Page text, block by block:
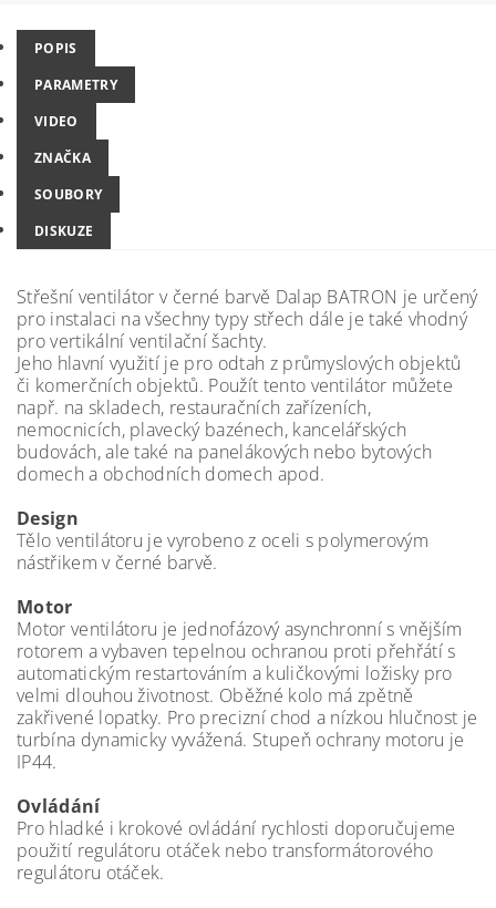
POPIS
PARAMETRY
VIDEO
ZNAČKA
SOUBORY
DISKUZE
Střešní ventilátor v černé barvě Dalap BATRON je určený
pro instalaci na všechny typy střech dále je také vhodný
pro vertikální ventilační šachty.
Jeho hlavní využití je pro odtah z průmyslových objektů
či komerčních objektů. Použít tento ventilátor můžete
např. na skladech, restauračních zařízeních,
nemocnicích, plavecký bazénech, kancelářských
budovách, ale také na panelákových nebo bytových
domech a obchodních domech apod.
Design
Tělo ventilátoru je vyrobeno z oceli s polymerovým
nástřikem v černé barvě.
Motor
Motor ventilátoru je jednofázový asynchronní s vnějším
rotorem a vybaven tepelnou ochranou proti přehřátí s
automatickým restartováním a kuličkovými ložisky pro
velmi dlouhou životnost. Oběžné kolo má zpětně
zakřivené lopatky. Pro precizní chod a nízkou hlučnost je
turbína dynamicky vyvážená. Stupeň ochrany motoru je
IP44.
Ovládání
Pro hladké i krokové ovládání rychlosti doporučujeme
použití regulátoru otáček nebo transformátorového
regulátoru otáček.